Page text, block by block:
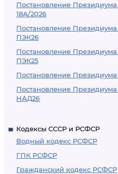
Постановление
18А/2026
Постановление
ПЭК26
Постановление
ПЭК25
Постановление
Постановление
НАД26
Кодексы СССР и РСФСР
Водный кодекс РСФСР
ГПК РСФСР
Гражданский кодекс РСФСР